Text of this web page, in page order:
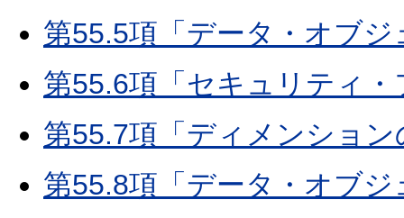
第55.5項「データ・オブ
第55.6項「セキュリティ
第55.7項「ディメンション
第55.8項「データ・オブ